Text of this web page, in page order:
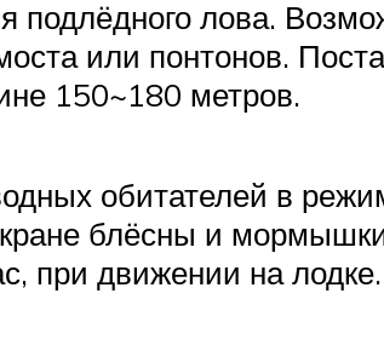
подлёдного лова.
или понтонов.
150~180 метров.
обитателей в
блёсны и
при движении на лодке.